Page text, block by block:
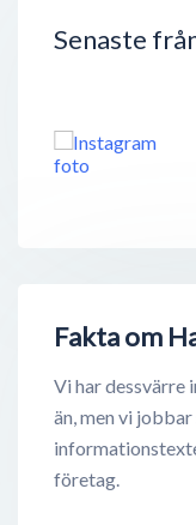
Senaste
Fakta om
Vi har dessvärre
än, men vi
företag.